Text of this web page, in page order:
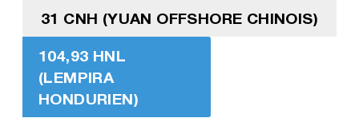
31 CNH (YUAN OFFSHORE CHINOIS)
104,93 HNL
(LEMPIRA
HONDURIEN)